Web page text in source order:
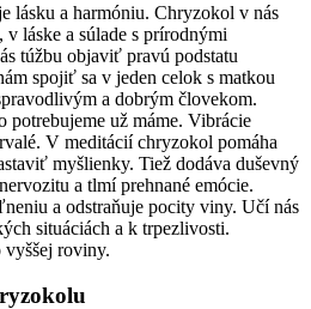
lásku a harmóniu. Chryzokol v nás
láske a súlade s prírodnými
túžbu objaviť pravú podstatu
spojiť sa v jeden celok s matkou
a dobrým človekom.
potrebujeme už máme. Vibrácie
V meditácií chryzokol pomáha
myšlienky. Tiež dodáva duševný
a tlmí prehnané emócie.
a odstraňuje pocity viny. Učí nás
situáciách a k trpezlivosti.
vyššej roviny.